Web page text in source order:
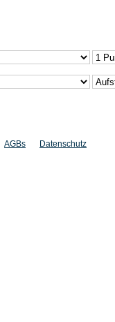
AGBs Datenschutz